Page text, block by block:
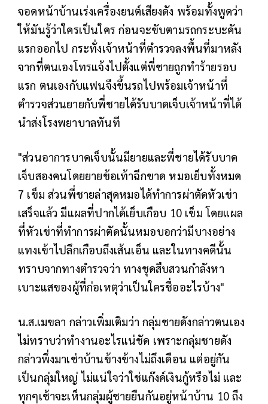
จอดหน้าบ้านเร่งเครื่องยนต์เสียงดัง พร้อมทั้งพูดว่า
ให้มันรู้ว่าใครเป็นใคร ก่อนจะขับตามรถกระบะคัน
แรกออกไป กระทั่งเจ้าหน้าที่ตำรวจลงพื้นที่มาหลัง
จากที่ตนเองโทรแจ้งไปตั้งแต่พี่ชายถูกทำร้ายรอบ
แรก ตนเองกับแฟนจึงขึ้นรถไปพร้อมเจ้าหน้าที่
ตำรวจส่วนยายกับพี่ชายได้รับบาดเจ็บเจ้าหน้าที่ได้
นำส่งโรงพยาบาลทันที
"ส่วนอาการบาดเจ็บนั้นมียายและพี่ชายได้รับบาด
เจ็บสองคนโดยยายข้อเท้าฉีกขาด หมอเย็บทั้งหมด
7 เข็ม ส่วนพี่ชายล่าสุดหมอได้ทำการผ่าตัดหัวเข่า
เสร็จแล้ว มีแผลที่ปากได้เย็บเกือบ 10 เข็ม โดยแผล
ที่หัวเข่าที่ทำการผ่าตัดนั้นหมอบอกว่ามีบางอย่าง
แทงเข้าไปลึกเกือบถึงเส้นเอ็น และในทางคดีนั้น
ทราบจากทางตำรวจว่า ทางชุดสืบสวนกำลังหา
เบาะแสของผู้ที่ก่อเหตุว่าเป็นใครชื่ออะไรบ้าง"
น.ส.เมขลา กล่าวเพิ่มเติมว่า กลุ่มชายดังกล่าวตนเอง
ไม่ทราบว่าทำงานอะไรแน่ชัด เพราะกลุ่มชายดัง
กล่าวพึ่งมาเช่าบ้านข้างข้างไม่ถึงเดือน แต่อยู่กัน
เป็นกลุ่มใหญ่ ไม่แน่ใจว่าใช่แก๊งค์เงินกู้หรือไม่ และ
ทุกๆเช้าจะเห็นกลุ่มผู้ชายยืนกันอยู่หน้าบ้าน 10 ถึง